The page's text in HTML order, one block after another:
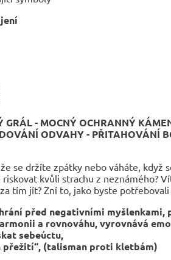
GRÁL - MOCNÝ OCHRANNÝ
ODVAHY - PŘITAHOVÁNÍ
se držíte zpátky nebo váháte, když
kvůli strachu z neznámého?
tím jít? Zní to, jako byste
před negativními myšlenkami,
a rovnováhu,vyrovnává
sebeúctu,
přežití“, (talisman proti kletbám)